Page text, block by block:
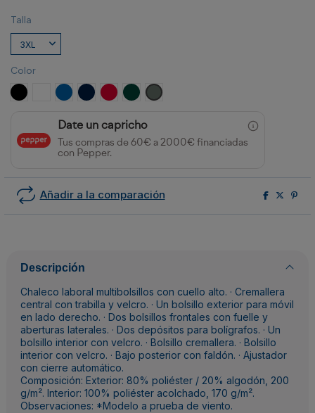
Talla
Color
NEGRO BLANCOROYAL MARINOROJO VERDE BOTELLA
PLOMO
Date un capricho
Tus compras de 60€ a 2000€ financiadas
con Pepper.
Añadir a la comparación
Descripción
Chaleco laboral multibolsillos con cuello alto. · Cremallera
central con trabilla y velcro. · Un bolsillo exterior para móvil
en lado derecho. · Dos bolsillos frontales con fuelle y
aberturas laterales. · Dos depósitos para bolígrafos. · Un
bolsillo interior con velcro. · Bolsillo cremallera. · Bolsillo
interior con velcro. · Bajo posterior con faldón. · Ajustador
con cierre automático.
Composición: Exterior: 80% poliéster / 20% algodón, 200
g/m². Interior: 100% poliéster acolchado, 170 g/m².
Observaciones: *Modelo a prueba de viento.